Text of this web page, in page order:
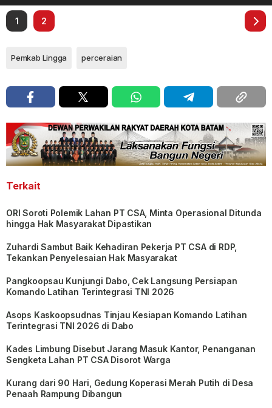
1 2
Pemkab Lingga perceraian
Terkait
ORI Soroti Polemik Lahan PT CSA, Minta Operasional Ditunda
hingga Hak Masyarakat Dipastikan
Zuhardi Sambut Baik Kehadiran Pekerja PT CSA di RDP,
Tekankan Penyelesaian Hak Masyarakat
Pangkoopsau Kunjungi Dabo, Cek Langsung Persiapan
Komando Latihan Terintegrasi TNI 2026
Asops Kaskoopsudnas Tinjau Kesiapan Komando Latihan
Terintegrasi TNI 2026 di Dabo
Kades Limbung Disebut Jarang Masuk Kantor, Penanganan
Sengketa Lahan PT CSA Disorot Warga
Kurang dari 90 Hari, Gedung Koperasi Merah Putih di Desa
Penaah Rampung Dibangun